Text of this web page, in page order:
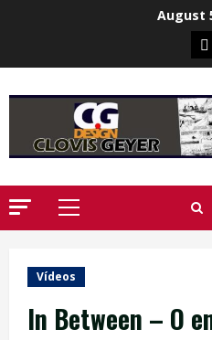
August
Primary
Vídeos
In Between – O